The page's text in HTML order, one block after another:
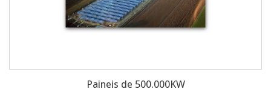
Paineis de 500.000KW